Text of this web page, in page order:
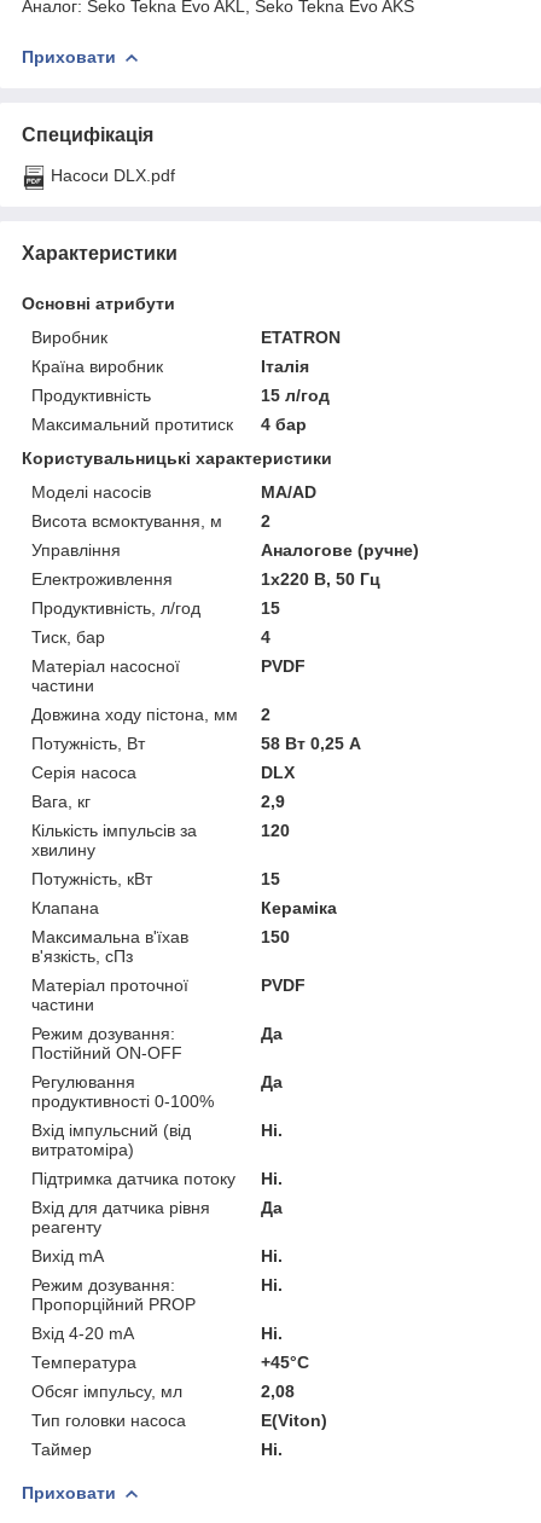
Аналог: Seko Tekna Evo AKL, Seko Tekna Evo AKS
Приховати
Специфікація
Насоси DLX.pdf
Характеристики
Основні атрибути
Виробник
ETATRON
Країна виробник
Італія
Продуктивність
15 л/год
Максимальний протитиск
4 бар
Користувальницькі характеристики
Моделі насосів
MA/AD
Висота всмоктування, м
2
Управління
Аналогове (ручне)
Електроживлення
1х220 В, 50 Гц
Продуктивність, л/год
15
Тиск, бар
4
Матеріал насосної
частини
PVDF
Довжина ходу пістона, мм
2
Потужність, Вт
58 Вт 0,25 А
Серія насоса
DLX
Вага, кг
2,9
Кількість імпульсів за
хвилину
120
Потужність, кВт
15
Клапана
Кераміка
Максимальна в'їхав
в'язкість, сПз
150
Матеріал проточної
частини
PVDF
Режим дозування:
Постійний ON-OFF
Да
Регулювання
продуктивності 0-100%
Да
Вхід імпульсний (від
витратоміра)
Ні.
Підтримка датчика потоку
Ні.
Вхід для датчика рівня
реагенту
Да
Вихід mA
Ні.
Режим дозування:
Пропорційний PROP
Ні.
Вхід 4-20 mA
Ні.
Температура
+45°C
Обсяг імпульсу, мл
2,08
Тип головки насоса
E(Viton)
Таймер
Ні.
Приховати